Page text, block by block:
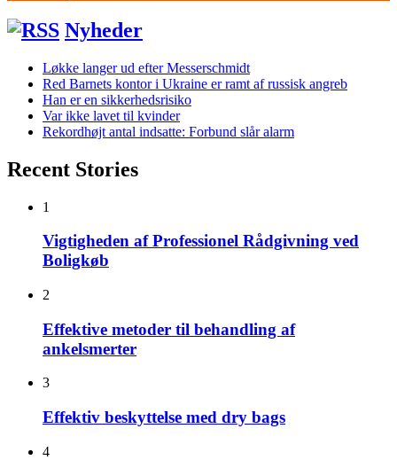
Nyheder
Løkke langer ud efter Messerschmidt
Red Barnets kontor i Ukraine er ramt af russisk angreb
Han er en sikkerhedsrisiko
Var ikke lavet til kvinder
Rekordhøjt antal indsatte: Forbund slår alarm
Recent Stories
1
Vigtigheden af Professionel Rådgivning ved
Boligkøb
2
Effektive metoder til behandling af
ankelsmerter
3
Effektiv beskyttelse med dry bags
4